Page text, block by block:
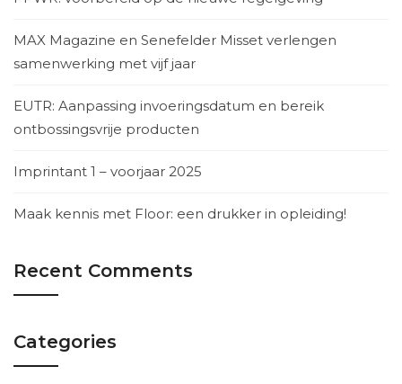
MAX Magazine en Senefelder Misset verlengen
samenwerking met vijf jaar
EUTR: Aanpassing invoeringsdatum en bereik
ontbossingsvrije producten
Imprintant 1 – voorjaar 2025
Maak kennis met Floor: een drukker in opleiding!
Recent Comments
Categories